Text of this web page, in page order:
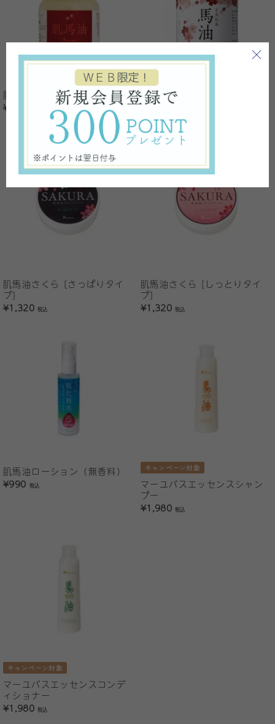
肌馬油
¥1,430
おすすめ
古式伝承馬油
¥4,400税込
肌馬油さくら [さっぱりタイ
プ]
¥1,320税込
肌馬油さくら [しっとりタイ
プ]
¥1,320税込
肌馬油ローション（無香料）
¥990 税込
キャンペーン対象
マーユバスエッセンスシャン
プー
¥1,980税込
キャンペーン対象
マーユバスエッセンスコンデ
ィショナー
¥1,980税込